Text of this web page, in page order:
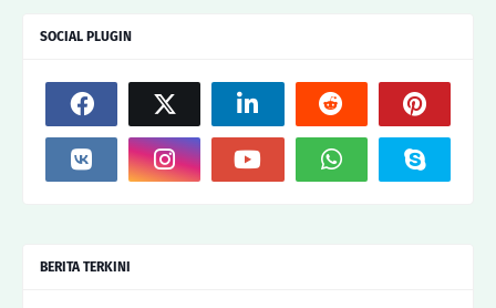
SOCIAL PLUGIN
BERITA TERKINI